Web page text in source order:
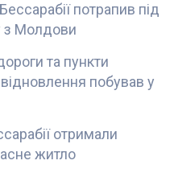
потрапив під
з Молдови
та пункти
побував у
отримали
житло